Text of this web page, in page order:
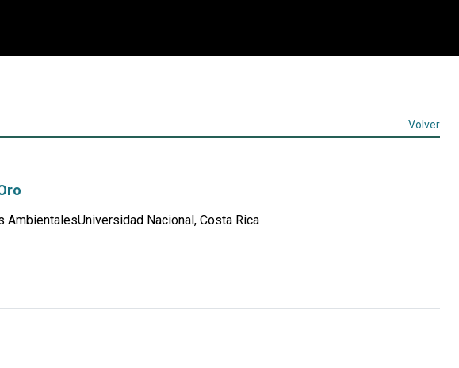
Volver
Nacional, Costa Rica